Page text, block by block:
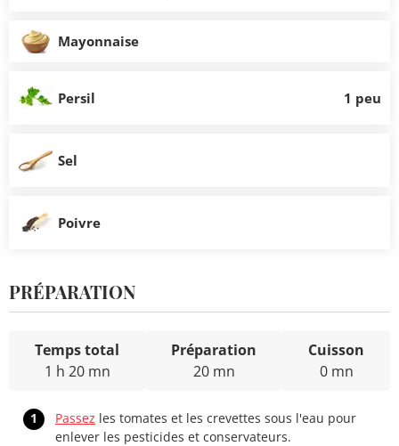
Mayonnaise
Persil 1 peu
Sel
Poivre
PRÉPARATION
Temps total
1 h 20 mn
Préparation
20 mn
Cuisson
0 mn
1 Passez les tomates et les crevettes sous l'eau pour
enlever les pesticides et conservateurs.